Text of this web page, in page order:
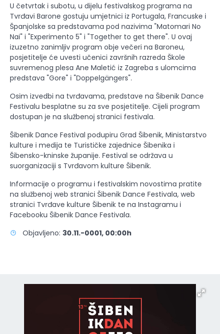
U četvrtak i subotu, u dijelu festivalskog programa na
Tvrđavi Barone gostuju umjetnici iz Portugala, Francuske i
Španjolske sa predstavama pod nazivima "Matomari No
Nai" i "Experimento 5" i "Together to get there". U ovaj
izuzetno zanimljiv program obje večeri na Baroneu,
posjetitelje će uvesti učenici završnih razreda Škole
suvremenog plesa Ane Maletić iz Zagreba s ulomcima
predstava "Gore" i "Doppelgängers".
Osim izvedbi na tvrđavama, predstave na Šibenik Dance
Festivalu besplatne su za sve posjetitelje. Cijeli program
dostupan je na službenoj stranici festivala.
Šibenik Dance Festival podupiru Grad Šibenik, Ministarstvo
kulture i medija te Turističke zajednice Šibenika i
Šibensko-kninske županije. Festival se održava u
suorganizaciji s Tvrđavom kulture Šibenik.
Informacije o programu i festivalskim novostima pratite
na službenoj web stranici Šibenik Dance Festivala, web
stranici Tvrđave kulture Šibenik te na Instagramu i
Facebooku Šibenik Dance Festivala.
Objavljeno: 30.11.-0001, 00:00h